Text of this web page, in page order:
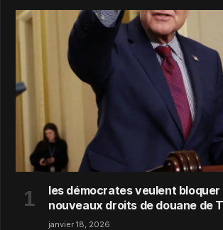
les démocrates veulent bloquer
nouveaux droits de douane de
janvier 18, 2026